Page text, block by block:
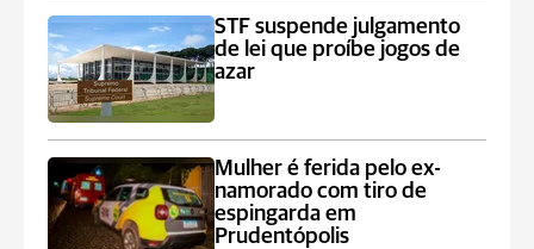
STF suspende julgamento
de lei que proíbe jogos de
azar
Mulher é ferida pelo ex-
namorado com tiro de
espingarda em
Prudentópolis